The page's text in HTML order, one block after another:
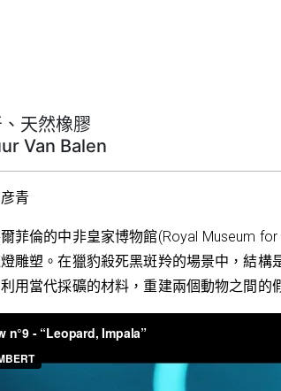
天然橡膠
Van Balen
青
菲倫的中非皇家博物館(Royal Museum
雕塑。在獵豹殺死黑斑羚的場景中，結
用當代採礦的材料，重建兩個動物之間的